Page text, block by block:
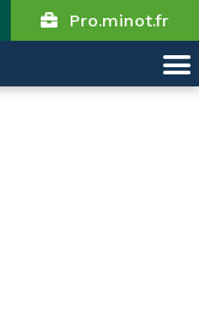
Pro.minot.fr